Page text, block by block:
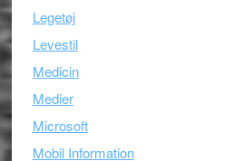
Legetøj
Levestil
Medicin
Medier
Microsoft
Mobil Information